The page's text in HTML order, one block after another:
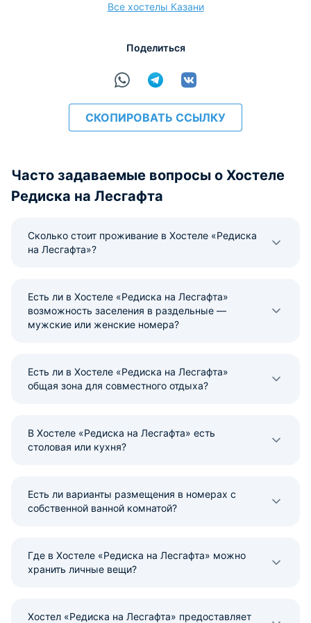
Все хостелы Казани
Поделиться
СКОПИРОВАТЬ ССЫЛКУ
Часто задаваемые вопросы о Хостеле
Редиска на Лесгафта
Сколько стоит проживание в Хостеле «Редиска
на Лесгафта»?
Есть ли в Хостеле «Редиска на Лесгафта»
возможность заселения в раздельные —
мужские или женские номера?
Есть ли в Хостеле «Редиска на Лесгафта»
общая зона для совместного отдыха?
В Хостеле «Редиска на Лесгафта» есть
столовая или кухня?
Есть ли варианты размещения в номерах с
собственной ванной комнатой?
Где в Хостеле «Редиска на Лесгафта» можно
хранить личные вещи?
Хостел «Редиска на Лесгафта» предоставляет